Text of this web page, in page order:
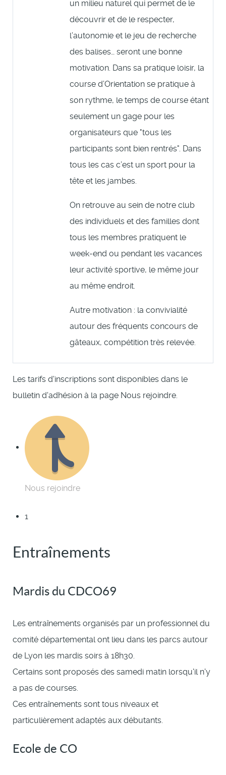
un milieu naturel qui permet de le
découvrir et de le respecter,
l’autonomie et le jeu de recherche
des balises… seront une bonne
motivation. Dans sa pratique loisir, la
course d’Orientation se pratique à
son rythme, le temps de course étant
seulement un gage pour les
organisateurs que "tous les
participants sont bien rentrés". Dans
tous les cas c’est un sport pour la
tête et les jambes.
On retrouve au sein de notre club
des individuels et des familles dont
tous les membres pratiquent le
week-end ou pendant les vacances
leur activité sportive, le même jour
au même endroit.
Autre motivation : la convivialité
autour des fréquents concours de
gâteaux, compétition très relevée.
Les tarifs d'inscriptions sont disponibles dans le
bulletin d'adhésion à la page Nous rejoindre.
Nous rejoindre
1
Entraînements
Mardis du CDCO69
Les entraînements organisés par un professionnel du
comité départemental ont lieu dans les parcs autour
de Lyon les mardis soirs à 18h30.
Certains sont proposés des samedi matin lorsqu'il n'y
a pas de courses.
Ces entraînements sont tous niveaux et
particulièrement adaptés aux débutants.
Ecole de CO